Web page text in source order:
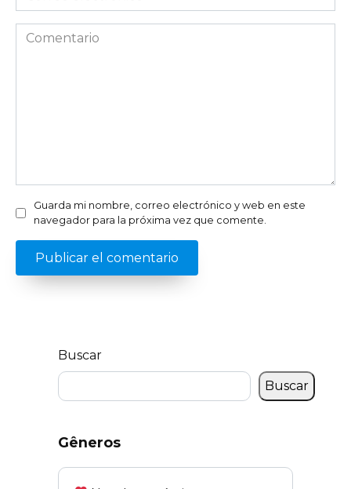
electrónico
*Comentario
Guarda mi nombre, correo electrónico y web en este
navegador para la próxima vez que comente.
Buscar
Buscar
Gêneros